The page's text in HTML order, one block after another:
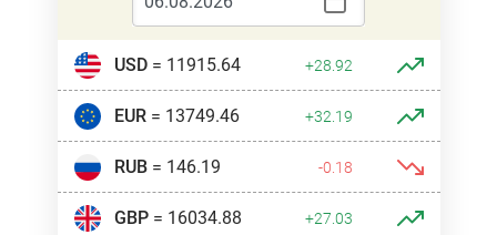
USD= 11915.64 +28.92
EUR= 13749.46 +32.19
RUB= 146.19 -0.18
GBP= 16034.88 +27.03